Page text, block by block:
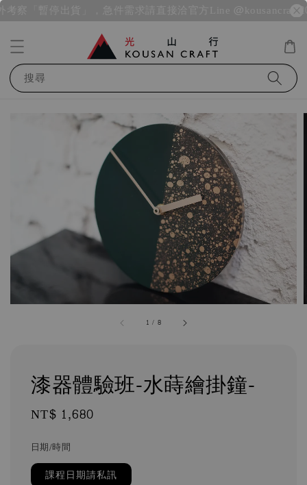
察「暫停出貨」，急件需求請直接洽官方Line @kousancraft
搜尋
1 / 8
漆器體驗班-水蒔繪掛鐘-
Regular
NT$ 1,680
日期/時間
課程日期請私訊